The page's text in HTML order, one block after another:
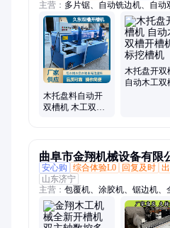
主营： 多片锯、自动铣边机、自
间开槽机、数控截断锯、板式多
机、打钉切墩机、木楔子切角机
木托盘料自动开
双槽机 木工双槽
木托盘开双
自动木工双
曲阜市金翔机械设备有限
安心购
综合体验L0 回复及时
山东济宁
主营： 包覆机、涂胶机、锯边机
机、推台锯、开料机、贴纸机、
平贴机、压板机、封边机、分切